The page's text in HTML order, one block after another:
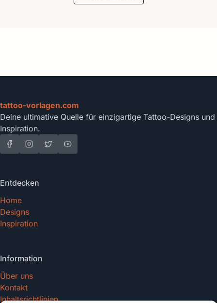
tattoo-vorlagen.com
Deine ultimative Quelle für einzigartige Tattoo-Designs und
Inspiration.
Entdecken
Home
Designs
Inspiration
Information
Über uns
Kontakt
Inhaltsrichtlinien